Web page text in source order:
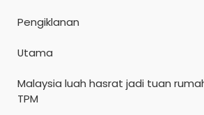
Pengiklanan
Utama
Malaysia luah hasrat jadi tuan
TPM